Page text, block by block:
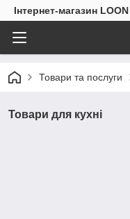
Інтернет-магазин LOON
Товари та послуги
Товари для кухні